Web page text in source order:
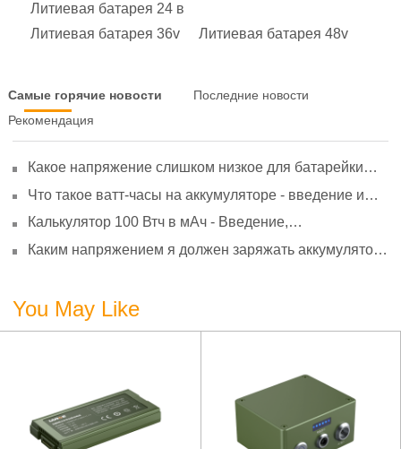
Литиевая батарея 24 в
Литиевая батарея 36v
Литиевая батарея 48v
Самые горячие новости
Последние новости
Рекомендация
Какое напряжение слишком низкое для батарейки
старение
Что такое ватт-часы на аккумуляторе - введение и
Калькулятор 100 Втч в мАч - Введение,
Каким напряжением я должен заряжать аккумулятор
You May Like